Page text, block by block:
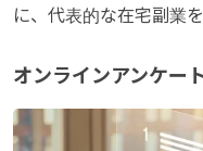
に、代表的な在宅副業を
オンラインアンケー